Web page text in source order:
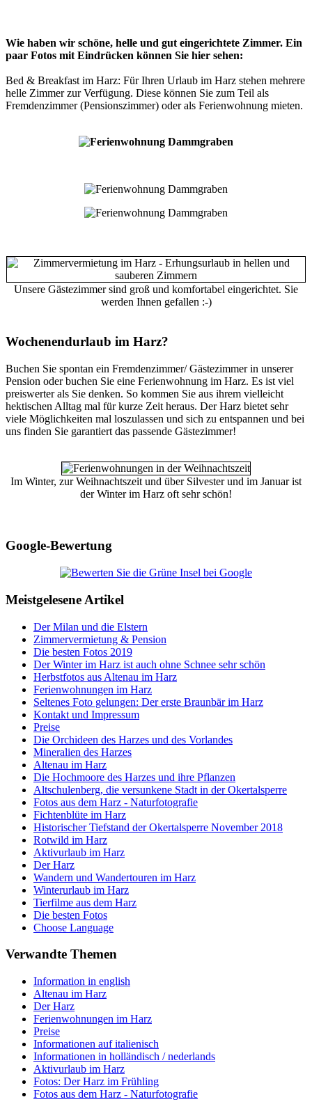
Wie haben wir schöne, helle und gut eingerichtete Zimmer. Ein
paar Fotos mit Eindrücken können Sie hier sehen:
Bed & Breakfast im Harz: Für Ihren Urlaub im Harz stehen mehrere
helle Zimmer zur Verfügung. Diese können Sie zum Teil als
Fremdenzimmer (Pensionszimmer) oder als Ferienwohnung mieten.
Unsere Gästezimmer sind groß und komfortabel eingerichtet. Sie
werden Ihnen gefallen :-)
Wochenendurlaub im Harz?
Buchen Sie spontan ein Fremdenzimmer/ Gästezimmer in unserer
Pension oder buchen Sie eine Ferienwohnung im Harz. Es ist viel
preiswerter als Sie denken. So kommen Sie aus ihrem vielleicht
hektischen Alltag mal für kurze Zeit heraus. Der Harz bietet sehr
viele Möglichkeiten mal loszulassen und sich zu entspannen und bei
uns finden Sie garantiert das passende Gästezimmer!
Im Winter, zur Weihnachtszeit und über Silvester und im Januar ist
der Winter im Harz oft sehr schön!
Google-Bewertung
Meistgelesene Artikel
Der Milan und die Elstern
Zimmervermietung & Pension
Die besten Fotos 2019
Der Winter im Harz ist auch ohne Schnee sehr schön
Herbstfotos aus Altenau im Harz
Ferienwohnungen im Harz
Seltenes Foto gelungen: Der erste Braunbär im Harz
Kontakt und Impressum
Preise
Die Orchideen des Harzes und des Vorlandes
Mineralien des Harzes
Altenau im Harz
Die Hochmoore des Harzes und ihre Pflanzen
Altschulenberg, die versunkene Stadt in der Okertalsperre
Fotos aus dem Harz - Naturfotografie
Fichtenblüte im Harz
Historischer Tiefstand der Okertalsperre November 2018
Rotwild im Harz
Aktivurlaub im Harz
Der Harz
Wandern und Wandertouren im Harz
Winterurlaub im Harz
Tierfilme aus dem Harz
Die besten Fotos
Choose Language
Verwandte Themen
Information in english
Altenau im Harz
Der Harz
Ferienwohnungen im Harz
Preise
Informationen auf italienisch
Informationen in holländisch / nederlands
Aktivurlaub im Harz
Fotos: Der Harz im Frühling
Fotos aus dem Harz - Naturfotografie